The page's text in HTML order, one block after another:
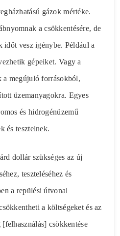
gázok mértéke.
a csökkentésére, de
időt vesz igénybe. Például a
gépeiket. Vagy a
a megújuló forrásokból,
üzemanyagokra. Egyes
és hidrogénüzemű
és tesztelnek.
dollár szükséges az új
teszteléséhez és
a repülési útvonal
a költségeket és az
csökkentése